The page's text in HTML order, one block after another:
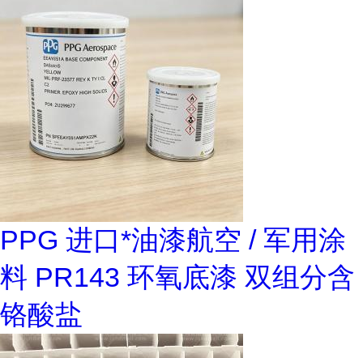
PPG 进口*油漆航空 / 军用涂
料 PR143 环氧底漆 双组分含
铬酸盐